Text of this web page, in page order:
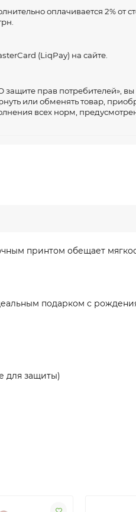
оплачивается 2% от
(LiqPay) на сайте.
защите прав потребителей»,
или обменять товар,
всех норм,
принтом обещает
подарком с
для защиты)